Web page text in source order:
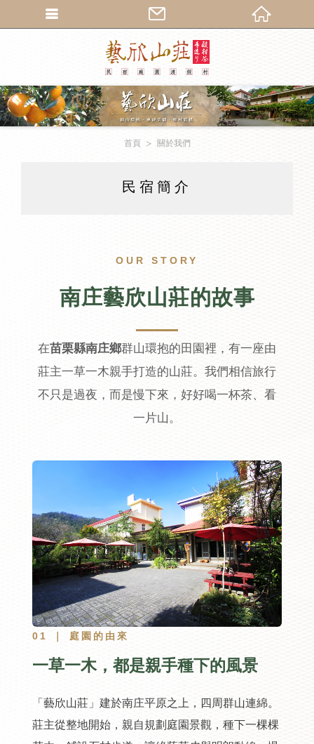
首頁 關於我們
民宿簡介
OUR STORY
南庄藝欣山莊的故事
在苗栗縣南庄鄉群山環抱的田園裡，有一座由
莊主一草一木親手打造的山莊。我們相信旅行
不只是過夜，而是慢下來，好好喝一杯茶、看
一片山。
01 ｜ 庭園的由來
一草一木，都是親手種下的風景
「藝欣山莊」建於南庄平原之上，四周群山連綿。
莊主從整地開始，親自規劃庭園景觀，種下一棵棵
繁體中文